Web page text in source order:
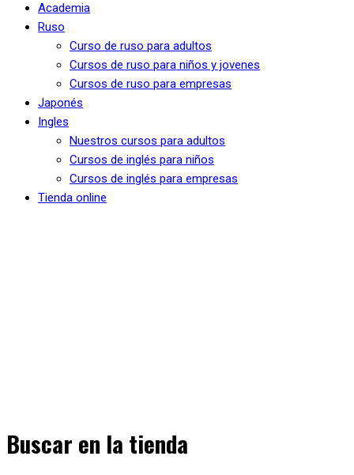
Academia
Ruso
Curso de ruso para adultos
Cursos de ruso para niños y jovenes
Cursos de ruso para empresas
Japonés
Ingles
Nuestros cursos para adultos
Cursos de inglés para niños
Cursos de inglés para empresas
Tienda online
Buscar en la tienda